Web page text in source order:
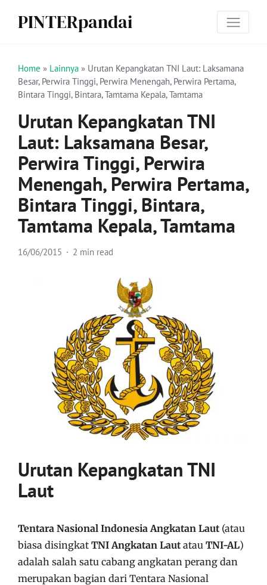
PINTERpandai
Home » Lainnya » Urutan Kepangkatan TNI Laut: Laksamana
Besar, Perwira Tinggi, Perwira Menengah, Perwira Pertama,
Bintara Tinggi, Bintara, Tamtama Kepala, Tamtama
Urutan Kepangkatan TNI
Laut: Laksamana Besar,
Perwira Tinggi, Perwira
Menengah, Perwira Pertama,
Bintara Tinggi, Bintara,
Tamtama Kepala, Tamtama
16/06/2015 2 min read
Urutan Kepangkatan TNI
Laut
Tentara Nasional Indonesia Angkatan Laut (atau
biasa disingkat TNI Angkatan Laut atau TNI-AL)
adalah salah satu cabang angkatan perang dan
merupakan bagian dari Tentara Nasional